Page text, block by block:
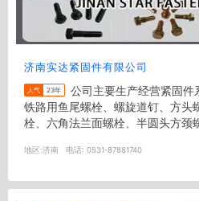
济南实达紧固件有限公司
人气 23年
铁路用鱼尾螺栓、螺旋道钉、方头
栓、六角法兰面螺栓、半圆头方颈
地区:济南 电话: 0531-87881740